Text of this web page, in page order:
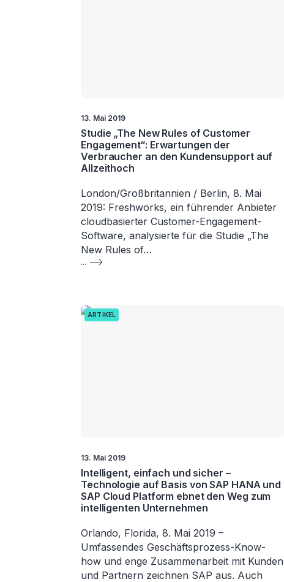
13. Mai 2019
Studie „The New Rules of Customer
Engagement“: Erwartungen der
Verbraucher an den Kundensupport auf
Allzeithoch
London/Großbritannien / Berlin, 8. Mai
2019: Freshworks, ein führender Anbieter
cloudbasierter Customer-Engagement-
Software, analysierte für die Studie „The
New Rules of…
...
ARTIKEL
13. Mai 2019
Intelligent, einfach und sicher –
Technologie auf Basis von SAP HANA und
SAP Cloud Platform ebnet den Weg zum
intelligenten Unternehmen
Orlando, Florida, 8. Mai 2019 –
Umfassendes Geschäftsprozess-Know-
how und enge Zusammenarbeit mit Kunden
und Partnern zeichnen SAP aus. Auch